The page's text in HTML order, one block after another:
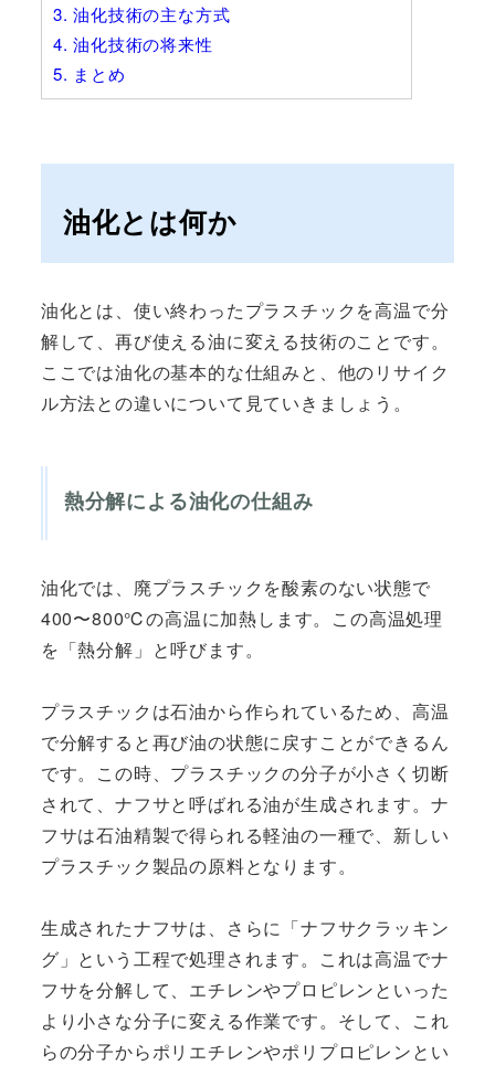
3. 油化技術の主な方式
4. 油化技術の将来性
5. まとめ
油化とは何か
油化とは、使い終わったプラスチックを高温で分
解して、再び使える油に変える技術のことです。
ここでは油化の基本的な仕組みと、他のリサイク
ル方法との違いについて見ていきましょう。
熱分解による油化の仕組み
油化では、廃プラスチックを酸素のない状態で
400〜800℃の高温に加熱します。この高温処理
を「熱分解」と呼びます。
プラスチックは石油から作られているため、高温
で分解すると再び油の状態に戻すことができるん
です。この時、プラスチックの分子が小さく切断
されて、ナフサと呼ばれる油が生成されます。ナ
フサは石油精製で得られる軽油の一種で、新しい
プラスチック製品の原料となります。
生成されたナフサは、さらに「ナフサクラッキン
グ」という工程で処理されます。これは高温でナ
フサを分解して、エチレンやプロピレンといった
より小さな分子に変える作業です。そして、これ
らの分子からポリエチレンやポリプロピレンとい